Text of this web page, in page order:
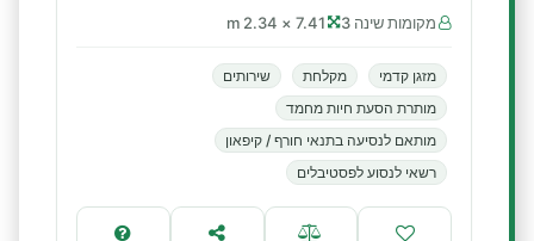
מקומות שינה 3 7.41 × 2.34 m
מזגן קדמי מקלחת
שירותים
מותרת הסעת חיות מחמד
מותאם לנסיעה בתנאי חורף / קיפאון
רשאי לנסוע לפסטיבלים